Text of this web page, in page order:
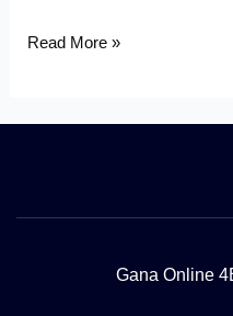
Read More »
Gana Online